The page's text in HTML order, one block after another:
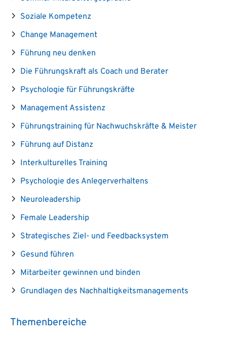
Soziale Kompetenz
Change Management
Führung neu denken
Die Führungskraft als Coach und Berater
Psychologie für Führungskräfte
Management Assistenz
Führungstraining für Nachwuchskräfte & Meister
Führung auf Distanz
Interkulturelles Training
Psychologie des Anlegerverhaltens
Neuroleadership
Female Leadership
Strategisches Ziel- und Feedbacksystem
Gesund führen
Mitarbeiter gewinnen und binden
Grundlagen des Nachhaltigkeitsmanagements
Themenbereiche